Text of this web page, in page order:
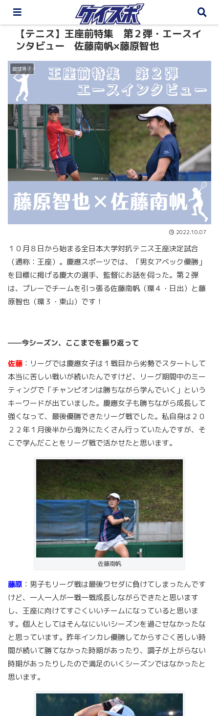
【テニス】王座前特集 第２弾・エースイ
ンタビュー 佐藤南帆×藤原智也
庭球男子
2022.10.07
１０月８日から始まる全日本大学対抗テニス王座決定試合
（通称：王座）。慶應スポーツでは、「男女アベック優勝」
を目標に掲げる慶大の選手、監督にお話を伺った。第２弾
は、プレーでチームを引っ張る佐藤南帆（環４・日出）と藤
原智也（環３・東山）です！
——今シーズン、ここまでを振り返って
佐藤 ：リーグでは慶應女子は１戦目から劣勢でスタートして
本当に苦しい戦いが続いたんですけど、リーグ期間中のミー
ティングで「チャンピオンは勝ちながら学んでいく」という
キーワードが出ていました。慶應女子も勝ちながら成長して
強くなって、最後優勝できたリーグ戦でした。私自身は２０
２２年１月後半から海外にたくさん行っていたんですが、そ
こで学んだことをリーグ戦で活かせたと思います。
佐藤南帆
藤原 ：男子もリーグ戦は最後ワセダに負けてしまったんです
けど、一人一人が一戦一戦成長しながらできたと思います
し、王座に向けてすごくいいチームになっていると思いま
す。個人としてはそんなにいいシーズンを過ごせなかったな
と思っています。昨年インカレ優勝してからすごく苦しい時
間が続いて勝てなかった時期があったり、調子が上がらない
時期があったりしたので満足のいくシーズンではなかったと
思います。